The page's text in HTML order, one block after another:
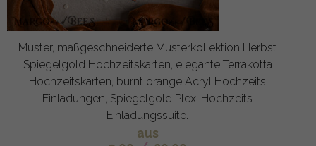
Muster, maßgeschneiderte Musterkollektion Herbst
Spiegelgold Hochzeitskarten, elegante Terrakotta
Hochzeitskarten, burnt orange Acryl Hochzeits
Einladungen, Spiegelgold Plexi Hochzeits
Einladungssuite.
aus